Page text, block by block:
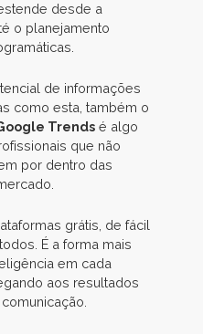
desde a
o planejamento
de informações
como esta, também o
Trends é algo
que não
por dentro das
grátis, de fácil
É a forma mais
em cada
aos resultados